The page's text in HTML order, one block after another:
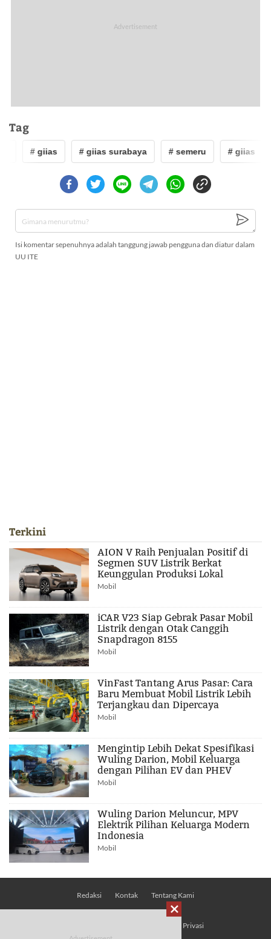
Tag
# giias # giias surabaya # semeru # giias
Isi komentar sepenuhnya adalah tanggung jawab pengguna dan diatur dalam
UU ITE
Terkini
AION V Raih Penjualan Positif di
Segmen SUV Listrik Berkat
Keunggulan Produksi Lokal
Mobil
iCAR V23 Siap Gebrak Pasar Mobil
Listrik dengan Otak Canggih
Snapdragon 8155
Mobil
VinFast Tantang Arus Pasar: Cara
Baru Membuat Mobil Listrik Lebih
Terjangkau dan Dipercaya
Mobil
Mengintip Lebih Dekat Spesifikasi
Wuling Darion, Mobil Keluarga
dengan Pilihan EV dan PHEV
Mobil
Wuling Darion Meluncur, MPV
Elektrik Pilihan Keluarga Modern
Indonesia
Mobil
Redaksi Kontak Tentang Kami
Kebijakan Privasi
